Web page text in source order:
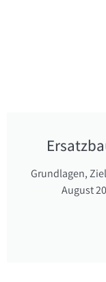
Grundlagen,
August